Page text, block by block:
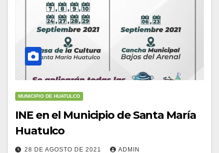
MUNICIPIO DE HUATULCO
INE en el Municipio de Santa María
Huatulco
28 DE AGOSTO DE 2021 ADMIN